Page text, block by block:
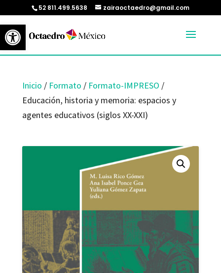
Abrir barra de herramientas
52 811.499.5638 zairaoctaedro@gmail.com
Inicio / Formato / Formato-IMPRESO /
Educación, historia y memoria: espacios y
agentes educativos (siglos XX-XXI)